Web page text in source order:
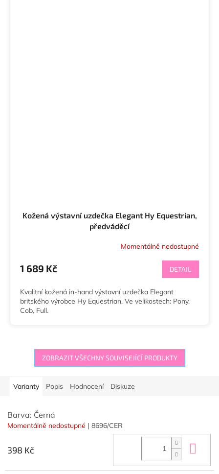
Kožená výstavní uzdečka Elegant Hy Equestrian,
předváděcí
Momentálně nedostupné
1 689 Kč DETAIL
Kvalitní kožená in-hand výstavní uzdečka Elegant
britského výrobce Hy Equestrian. Ve velikostech: Pony,
Cob, Full.
ZOBRAZIT VŠECHNY SOUVISEJÍCÍ PRODUKTY
Varianty Popis Hodnocení Diskuze
Barva: Černá
Momentálně nedostupné | 8696/CER
398 Kč